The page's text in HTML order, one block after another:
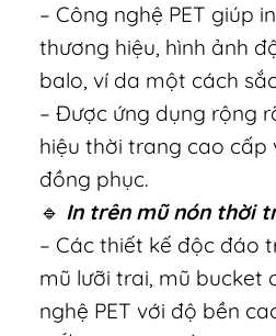
– Công nghệ PET giúp
thương hiệu, hình ảnh
balo, ví da một cách
– Được ứng dụng rộng
hiệu thời trang cao cấp
đồng phục.
🔹 In trên mũ nón thời
– Các thiết kế độc đáo
mũ lưỡi trai, mũ bucket
nghệ PET với độ bền